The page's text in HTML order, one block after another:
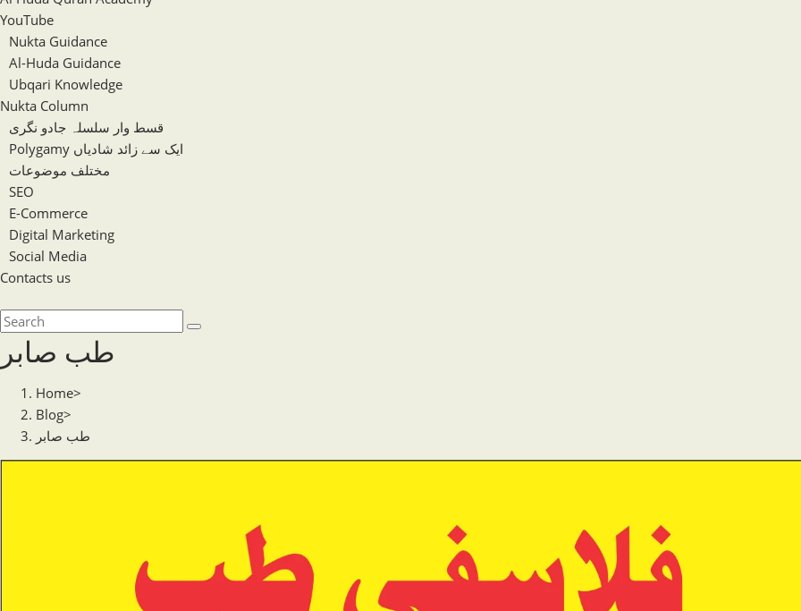
YouTube
Nukta Guidance
Al-Huda Guidance
Ubqari Knowledge
Nukta Column
قسط وار سلسلہ جادو نگری
Polygamy ایک سے زائد شادیاں
مختلف موضوعات
SEO
E-Commerce
Digital Marketing
Social Media
Contacts us
website
search
Search
website
طب صابر
Home>
Blog>
طب صابر